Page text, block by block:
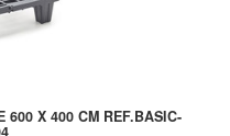
600 X 400 CM REF.BASIC-